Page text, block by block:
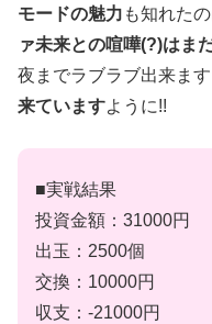
モードの魅力 も知れた
ァ未来との喧嘩(?)はま
夜までラブラブ出来ま
来ていますように!!
■実戦結果
投資金額：31000円
出玉：2500個
交換：10000円
収支：-21000円